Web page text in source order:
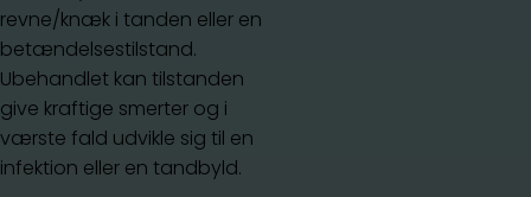
revne/knæk i tanden eller en
betændelsestilstand.
Ubehandlet kan tilstanden
give kraftige smerter og i
værste fald udvikle sig til en
infektion eller en tandbyld.